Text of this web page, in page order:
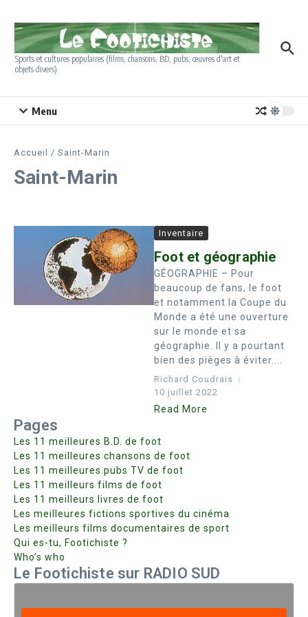
Sports et cultures populaires (films, chansons, BD, pubs, œuvres d'art et
objets divers)
Menu
Accueil / Saint-Marin
Saint-Marin
Inventaire
Foot et géographie
GÉOGRAPHIE – Pour
beaucoup de fans, le foot
et notamment la Coupe du
Monde a été une ouverture
sur le monde et sa
géographie. Il y a pourtant
bien des pièges à éviter....
Richard Coudrais
10 juillet 2022
Read More
Pages
Les 11 meilleures B.D. de foot
Les 11 meilleures chansons de foot
Les 11 meilleures pubs TV de foot
Les 11 meilleurs films de foot
Les 11 meilleurs livres de foot
Les meilleures fictions sportives du cinéma
Les meilleurs films documentaires de sport
Qui es-tu, Footichiste ?
Who’s who
Le Footichiste sur RADIO SUD